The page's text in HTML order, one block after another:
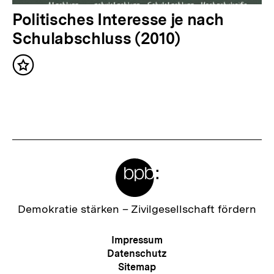
:
N
ä
c
h
h
Politisches Interesse je nach
Schulabschluss (2010)
Inhalt
Zur
Demokratie stärken – Zivilgesellschaft fördern
Meta-
Navigation
Impressum
Datenschutz
Sitemap